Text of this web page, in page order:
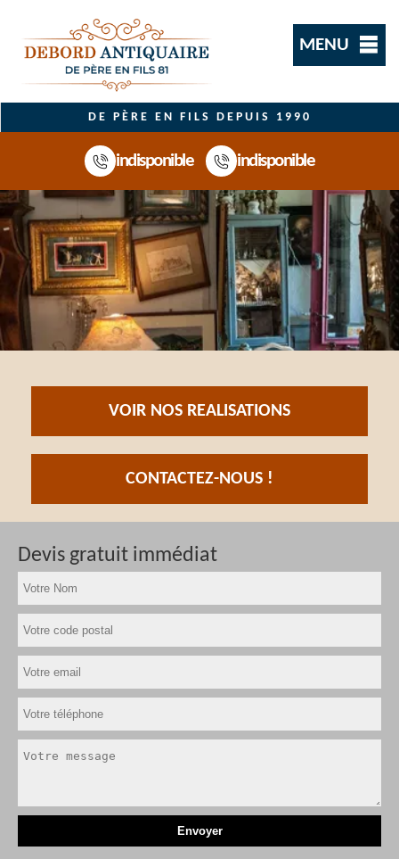
MENU
DE PÈRE EN FILS DEPUIS 1990
indisponible indisponible
VOIR NOS REALISATIONS
CONTACTEZ-NOUS !
Devis gratuit immédiat